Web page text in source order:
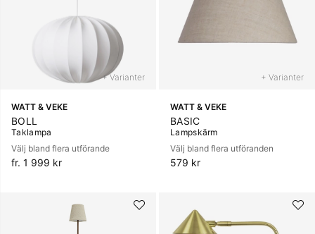
+ Varianter
WATT & VEKE
BOLL
Taklampa
Välj bland flera utförande
fr. 1 999 kr
+ Varianter
WATT & VEKE
BASIC
Lampskärm
Välj bland flera utföranden
579 kr